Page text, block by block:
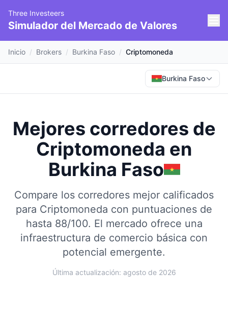
Three Investeers
Simulador del Mercado de Valores
Inicio / Brokers / Burkina Faso / Criptomoneda
Burkina Faso
Mejores corredores de
Criptomoneda en
Burkina Faso
Compare los corredores mejor calificados
para Criptomoneda con puntuaciones de
hasta 88/100. El mercado ofrece una
infraestructura de comercio básica con
potencial emergente.
Última actualización: agosto de 2026